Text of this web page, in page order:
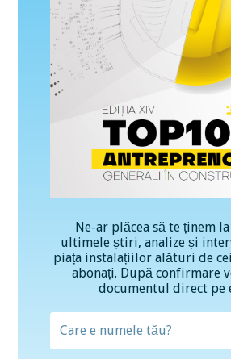
Ne-ar plăcea să te ținem
ultimele știri, analize și
piața instalațiilor alături de
abonați. După confirmare
documentul direct pe